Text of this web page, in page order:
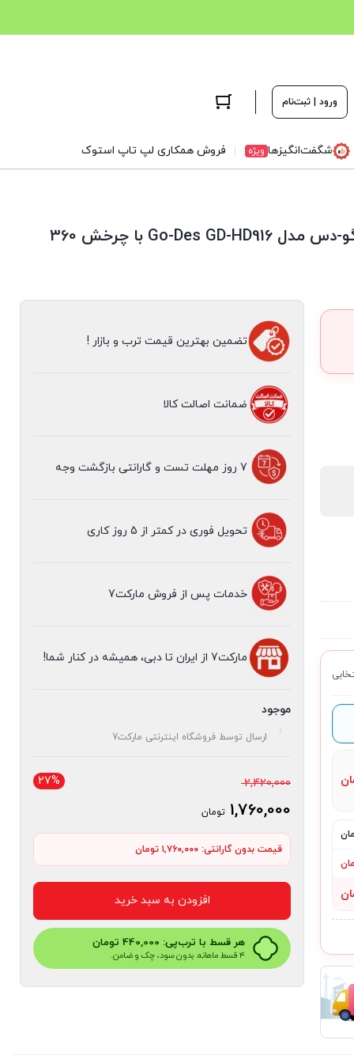
ورود | ثبت‌نام
شگفت‌انگیزها ویژه فروش همکاری لپ تاپ استوک
هولدر مغناطیسی تاشو گوشی موبایل گو-دس مدل Go-Des GD-HD916 با چرخش 360
تضمین بهترین قیمت ترب و بازار !
ضمانت اصالت کالا
7 روز مهلت تست و گارانتی بازگشت وجه
تحویل فوری در کمتر از 5 روز کاری
خدمات پس از فروش مارکت7
مارکت7 از ایران تا دبی، همیشه در کنار شما!
موجود
ارسال توسط فروشگاه اینترنتی مارکت7
27% 2,420,000قیمت
اصلی
بود.
1,760,000 تومان
قیمت
فعلی
1,760,000 تومان
قیمت بدون گارانتی: ۱٬۷۶۰٬۰۰۰ تومان
افزودن به سبد خرید
هر قسط با ترب‌پی: 440,000 تومان
۴ قسط ماهانه. بدون سود، چک و ضامن.